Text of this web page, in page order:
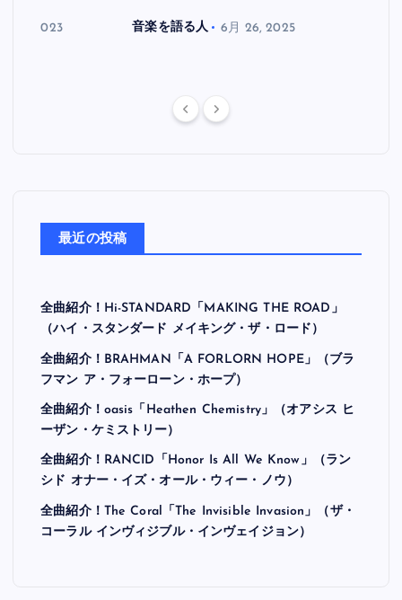
30, 2023 音楽を語る人 6月 26, 2025
最近の投稿
全曲紹介！Hi-STANDARD「MAKING THE ROAD」
（ハイ・スタンダード メイキング・ザ・ロード）
全曲紹介！BRAHMAN「A FORLORN HOPE」（ブラ
フマン ア・フォーローン・ホープ）
全曲紹介！oasis「Heathen Chemistry」（オアシス ヒ
ーザン・ケミストリー）
全曲紹介！RANCID「Honor Is All We Know」（ラン
シド オナー・イズ・オール・ウィー・ノウ）
全曲紹介！The Coral「The Invisible Invasion」（ザ・
コーラル インヴィジブル・インヴェイジョン）